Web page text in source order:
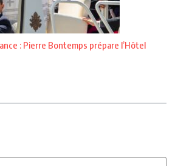
: Pierre Bontemps prépare l’Hôtel